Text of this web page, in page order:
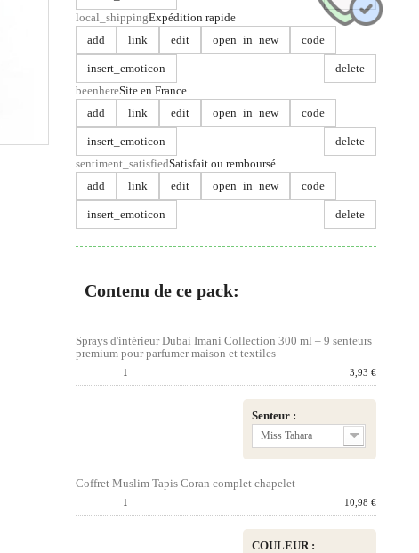
local_shippingExpédition rapide
add
link edit open_in_new code
insert_emoticon
delete
beenhereSite en France
add
link edit open_in_new code
insert_emoticon
delete
sentiment_satisfiedSatisfait ou remboursé
add
link edit open_in_new code
insert_emoticon delete
Contenu de ce pack:
Sprays d'intérieur Dubai Imani Collection 300 ml – 9 senteurs
premium pour parfumer maison et textiles
1 3,93 €
Senteur :
Miss Tahara
Coffret Muslim Tapis Coran complet chapelet
1 10,98 €
COULEUR :